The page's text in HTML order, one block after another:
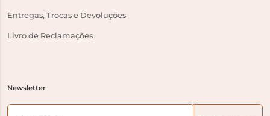
Entregas, Trocas e Devoluções
Livro de Reclamações
Newsletter